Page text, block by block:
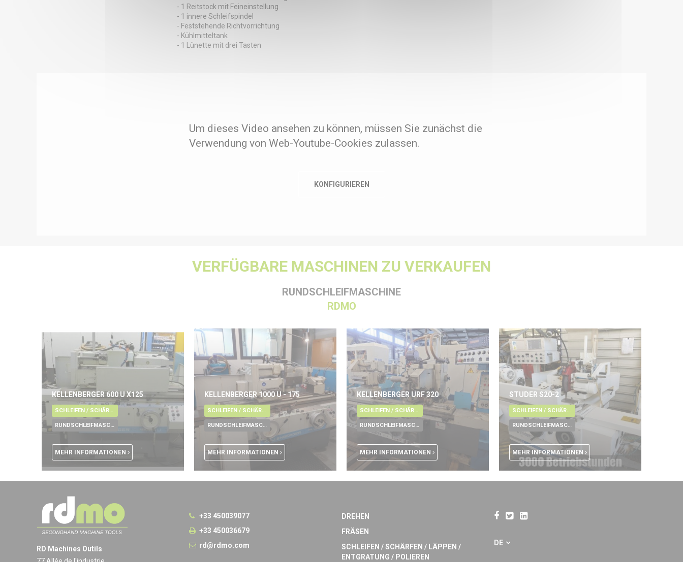
- 1 Reitstock mit Feineinstellung
- 1 innere Schleifspindel
- Feststehende Richtvorrichtung
- Kühlmitteltank
- 1 Lünette mit drei Tasten
Um dieses Video ansehen zu können, müssen Sie zunächst die
Verwendung von Web-Youtube-Cookies zulassen.
KONFIGURIEREN
VERFÜGBARE MASCHINEN ZU VERKAUFEN
RUNDSCHLEIFMASCHINE
RDMO
KELLENBERGER 600 U X125
SCHLEIFEN / SCHÄRFEN / LÄPPEN / ENTGRATUNG / POLIEREN
RUNDSCHLEIFMASCHINE
MEHR INFORMATIONEN
KELLENBERGER 1000 U - 175
SCHLEIFEN / SCHÄRFEN / LÄPPEN / ENTGRATUNG / POLIEREN
RUNDSCHLEIFMASCHINE
MEHR INFORMATIONEN
KELLENBERGER URF 320
SCHLEIFEN / SCHÄRFEN / LÄPPEN / ENTGRATUNG / POLIEREN
RUNDSCHLEIFMASCHINE
MEHR INFORMATIONEN
STUDER S20-2
SCHLEIFEN / SCHÄRFEN / LÄPPEN / ENTGRATUNG / POLIEREN
RUNDSCHLEIFMASCHINE
MEHR INFORMATIONEN
RD Machines Outils
+33 450039077
+33 450036679
rd@rdmo.com
DREHEN
FRÄSEN
SCHLEIFEN / SCHÄRFEN / LÄPPEN /
ENTGRATUNG / POLIEREN
DE